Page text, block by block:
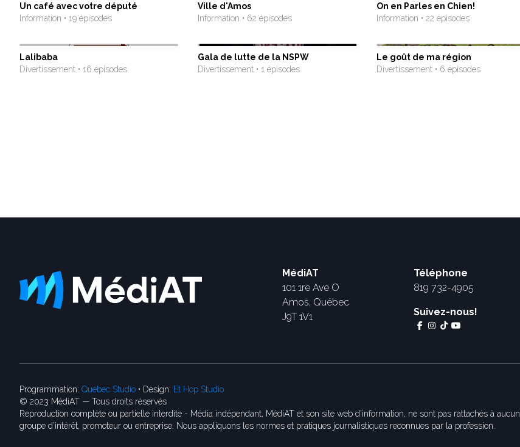
Un café avec votre député
Information • 19 épisodes
Ville d'Amos
Information • 62 épisodes
On en Parles en Chien!
Information • 22 épisodes
Lalibaba
Divertissement • 16 épisodes
Gala de lutte de la NSPW
Divertissement • 1 épisodes
Le goût de ma région
Divertissement • 6 épisodes
MédiAT
101 1re Ave O
Amos, Québec
J9T 1V1
Téléphone
819 732-4905
Suivez-nous!
Programmation: Québec Studio • Design: Et Hop Studio
© 2023 MédiAT — Tous droits réservés
Reproduction complète ou partielle interdite - Média indépendant, MédiAT et son site web d'information, ne sont pas rattachés à aucun
groupe d’intérêt, promoteur ou entreprise. Nous appliquons les normes et pratiques journalistiques reconnues par la profession.